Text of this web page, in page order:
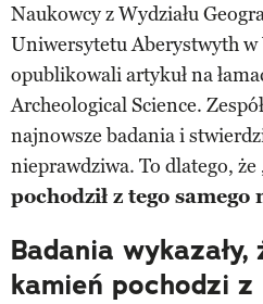
Naukowcy z Wydziału
Uniwersytetu Aberystwyth
opublikowali artykuł na
Archeological Science.
najnowsze badania i
nieprawdziwa. To dlatego, że
pochodził z tego samego
Badania
kamień pochodzi